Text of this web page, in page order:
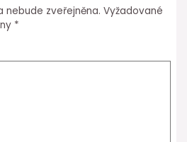
nebude zveřejněna. Vyžadované
*